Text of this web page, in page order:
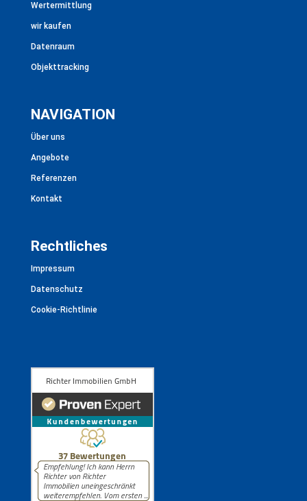
Wertermittlung
wir kaufen
Datenraum
Objekttracking
NAVIGATION
Über uns
Angebote
Referenzen
Kontakt
Rechtliches
Impressum
Datenschutz
Cookie-Richtlinie